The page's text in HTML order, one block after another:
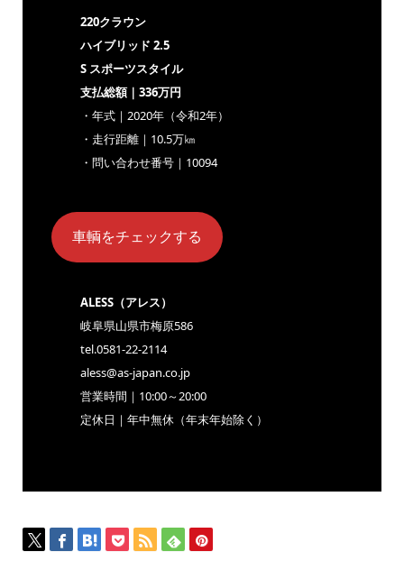
220クラウン
ハイブリッド 2.5
S スポーツスタイル
支払総額｜336万円
・年式｜2020年（令和2年）
・走行距離｜10.5万㎞
・問い合わせ番号｜10094
車輌をチェックする
ALESS（アレス）
岐阜県山県市梅原586
tel.0581-22-2114
aless@as-japan.co.jp
営業時間｜10:00～20:00
定休日｜年中無休（年末年始除く）